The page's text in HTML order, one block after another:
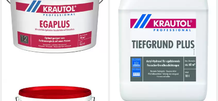
KRAUTOL
(6,60 €/ 1 l)
lieferbar - in 2-3 Werktagen bei dir